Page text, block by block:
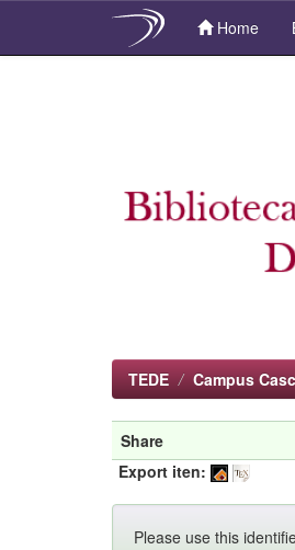
Home
TEDE Campus
Share
Export iten:
Please use this